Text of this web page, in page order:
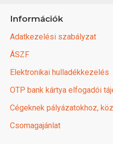
Információk
Adatkezelési szabályzat
ÁSZF
Elektronikai hulladékkezelés
OTP bank kártya elfogadói
Cégeknek pályázatokhoz,
Csomagajánlat